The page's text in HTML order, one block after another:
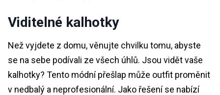
Viditelné kalhotky
Než vyjdete z domu, věnujte chvilku tomu, abyste
se na sebe podívali ze všech úhlů. Jsou vidět vaše
kalhotky? Tento módní přešlap může outfit proměnit
v nedbalý a neprofesionální. Jako řešení se nabízí